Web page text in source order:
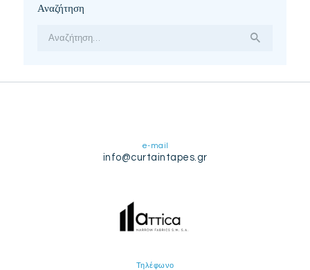
Αναζήτηση
e-mail
info@curtaintapes.gr
Τηλέφωνο